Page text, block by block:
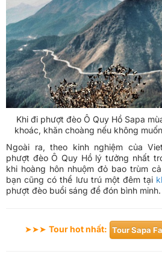
Khi đi phượt đèo Ô Quy Hồ Sapa
khoác, khăn choàng nếu không
Ngoài ra, theo kinh nghiệm của
phượt đèo Ô Quy Hồ lý tưởng nhất
khi hoàng hôn nhuộm đỏ bao trùm
bạn cũng có thể lưu trú một đêm tại
phượt đèo buổi sáng để đón bình minh.
➤➤➤ Tour hot nhất: Tour Sapa